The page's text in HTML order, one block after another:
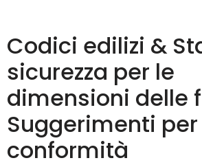
Codici edilizi &
sicurezza per le
dimensioni delle
Suggerimenti
conformità